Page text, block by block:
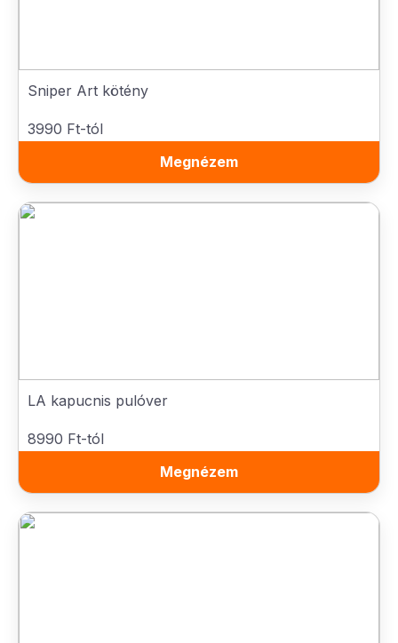
Sniper Art kötény
3990 Ft-tól
Megnézem
LA kapucnis pulóver
8990 Ft-tól
Megnézem